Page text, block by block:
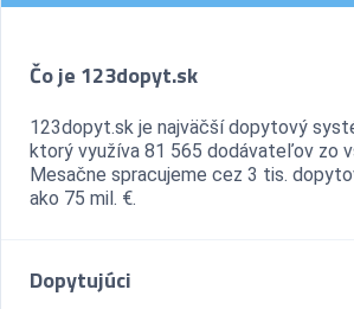
Čo je 123dopyt.sk
123dopyt.sk je najväčší dopytový
ktorý využíva 81 565 dodávateľov zo
Mesačne spracujeme cez 3 tis.
ako 75 mil. €.
Dopytujúci